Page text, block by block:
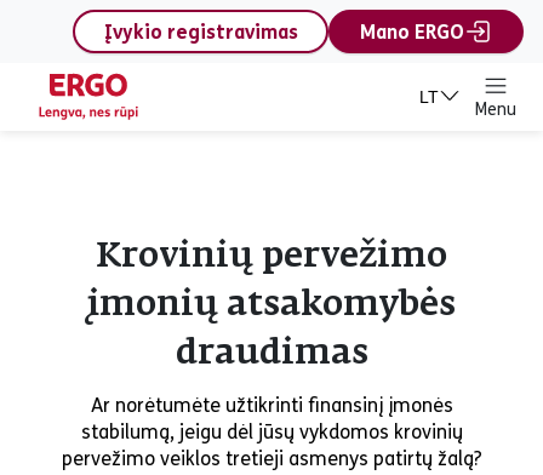
content
Įvykio registravimas
Mano ERGO
LT
Menu
Krovinių pervežimo
įmonių atsakomybės
draudimas
Ar norėtumėte užtikrinti finansinį įmonės
stabilumą, jeigu dėl jūsų vykdomos krovinių
pervežimo veiklos tretieji asmenys patirtų žalą?